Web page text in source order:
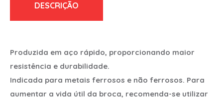
DESCRIÇÃO
Produzida em aço rápido, proporcionando maior
resistência e durabilidade.
Indicada para metais ferrosos e não ferrosos. Para
aumentar a vida útil da broca, recomenda-se utilizar